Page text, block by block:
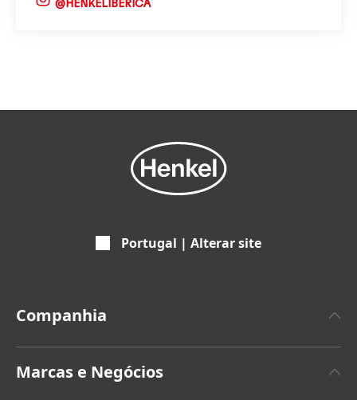
@HENKELIBERICA
Portugal | Alterar site
Companhia
Marcas e Negócios